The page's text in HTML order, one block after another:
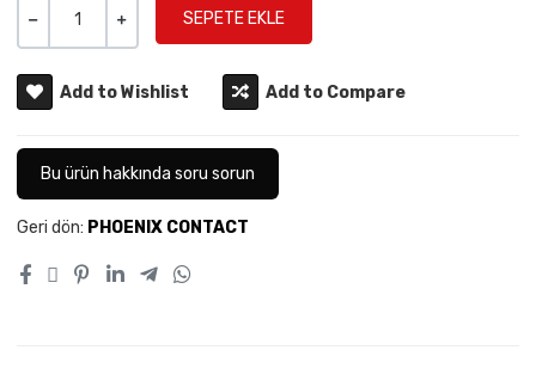
Add to Wishlist Add to Compare
Bu ürün hakkında soru sorun
Geri dön: PHOENIX CONTACT